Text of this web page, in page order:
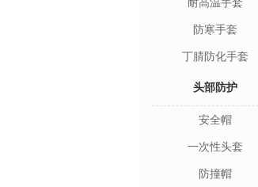
防寒手套
丁腈防化手套
头部防护
安全帽
一次性头套
防撞帽